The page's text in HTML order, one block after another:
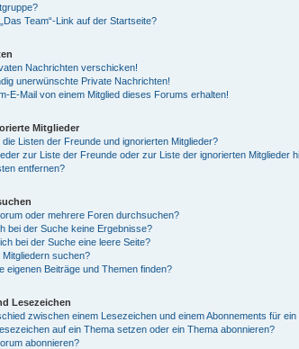
Team“-Link auf der Startseite?
Nachrichten verschicken!
unerwünschte Private Nachrichten!
E-Mail von einem Mitglied dieses Forums erhalten!
Mitglieder
Listen der Freunde und ignorierten Mitglieder?
zur Liste der Freunde oder zur Liste der ignorierten Mitglieder
entfernen?
oder mehrere Foren durchsuchen?
bei der Suche keine Ergebnisse?
bei der Suche eine leere Seite?
suchen?
eigenen Beiträge und Themen finden?
Lesezeichen
zwischen einem Lesezeichen und einem Abonnements für
auf ein Thema setzen oder ein Thema abonnieren?
abonnieren?